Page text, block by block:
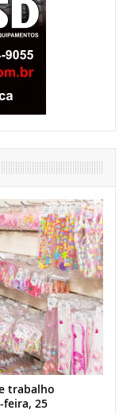
trabalho
feira, 25